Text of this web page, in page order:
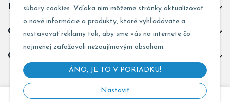
súbory cookies. Vďaka nim môžeme stránky aktualizovať
o nové informácie a produkty, ktoré vyhľadávate a
nastavovať reklamy tak, aby sme vás na internete čo
najmenej zaťažovali nezaujímavým obsahom.
ÁNO, JE TO V PORIADKU!
Nastaviť
Kontakt predajňa Žarnovica
Obchodné informácie
Odoberať novinky